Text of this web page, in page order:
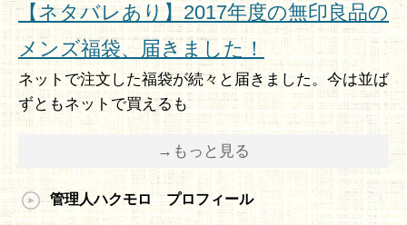
【ネタバレあり】2017年度の無印良品の
メンズ福袋、届きました！
ネットで注文した福袋が続々と届きました。今は並ば
ずともネットで買えるも
→もっと見る
管理人ハクモロ プロフィール